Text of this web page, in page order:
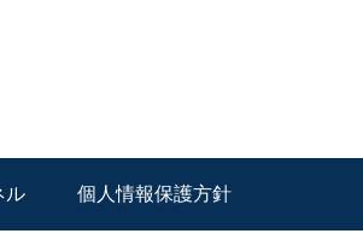
ル 個人情報保護方針